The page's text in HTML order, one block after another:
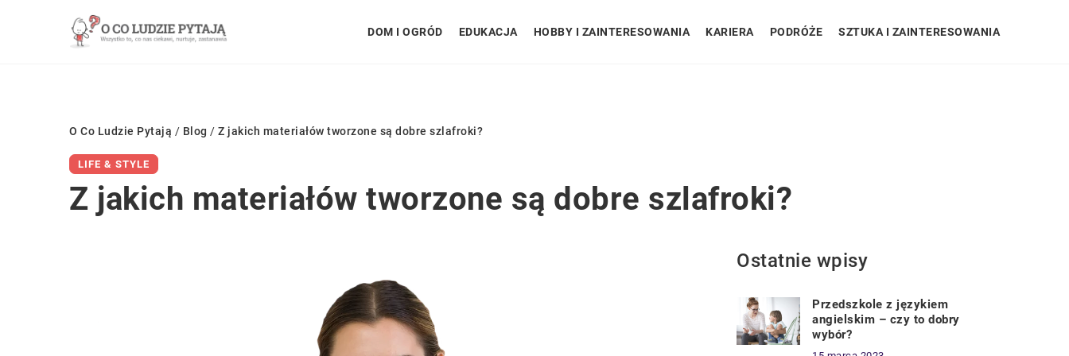
DOM I OGRÓD EDUKACJA HOBBY I ZAINTERESOWANIA KARIERA PODRÓŻE SZTUKA I ZAINTERESOWANIA
O Co Ludzie Pytają / Blog / Z jakich materiałów tworzone są dobre szlafroki?
LIFE & STYLE
Z jakich materiałów tworzone są dobre szlafroki?
Ostatnie wpisy
Przedszkole z językiem
angielskim – czy to dobry
wybór?